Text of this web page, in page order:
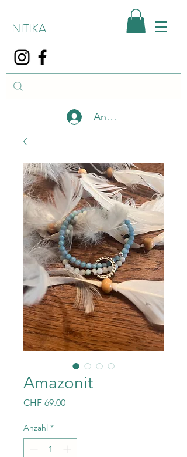
NITIKA
Anmelden
Amazonit
CHF 69.00Preis
Anzahl *